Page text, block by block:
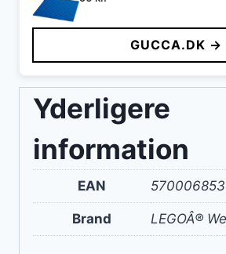
GUCCA.DK →
Yderligere
information
EAN
Brand LEGOÂ®